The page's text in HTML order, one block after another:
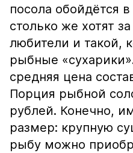
посола обойдётся
столько же хотят
любители и такой,
рыбные
средняя цена
Порция рыбной
рублей. Конечно,
размер: крупную
рыбу можно